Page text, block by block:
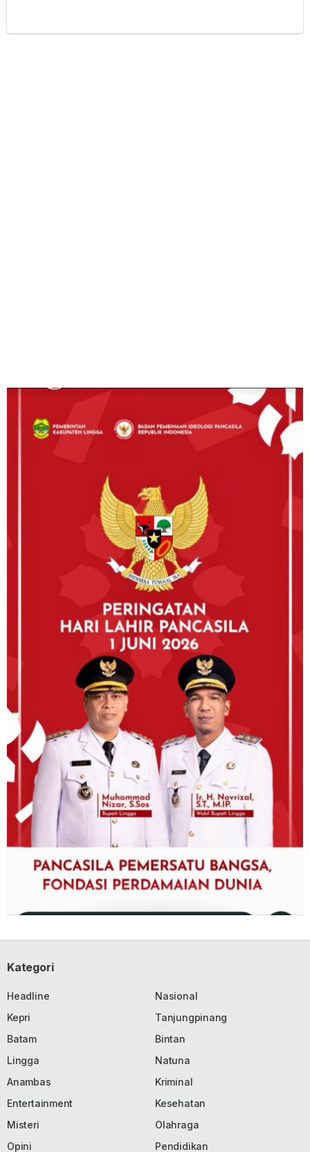
Kategori
Headline
Nasional
Kepri
Tanjungpinang
Batam
Bintan
Lingga
Natuna
Anambas
Kriminal
Entertainment
Kesehatan
Misteri
Olahraga
Opini
Pendidikan